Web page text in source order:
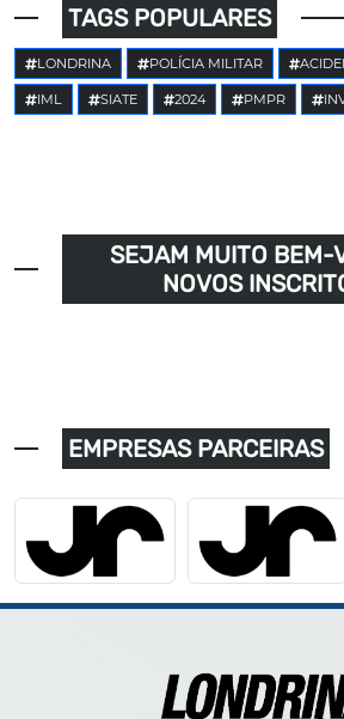
TAGS POPULARES
LONDRINA POLÍCIA MILITAR
IML SIATE 2024 PMPR
SEJAM MUITO BEM-
NOVOS
EMPRESAS PARCEIRAS